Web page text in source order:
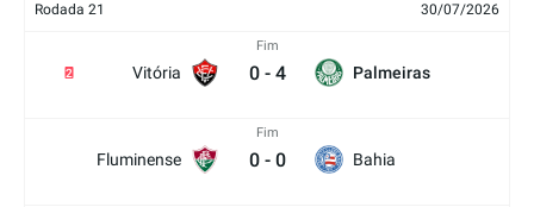
Rodada 21 30/07/2026
Vitória
2
Fim
0 - 4 Palmeiras
Fluminense
Fim
0 - 0 Bahia